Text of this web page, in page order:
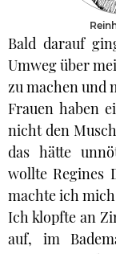
Bald darauf
Umweg über
zu machen und
Frauen haben
nicht den
das hätte
wollte Regines
machte ich
Ich klopfte an
auf, im